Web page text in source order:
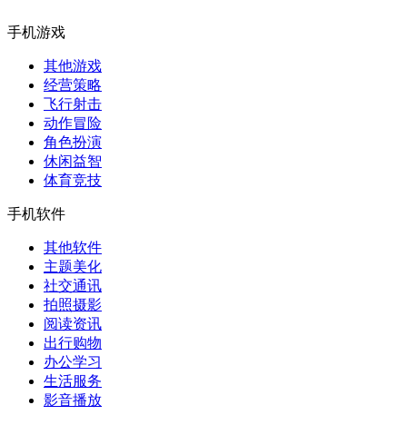
手机游戏
其他游戏
经营策略
飞行射击
动作冒险
角色扮演
休闲益智
体育竞技
手机软件
其他软件
主题美化
社交通讯
拍照摄影
阅读资讯
出行购物
办公学习
生活服务
影音播放